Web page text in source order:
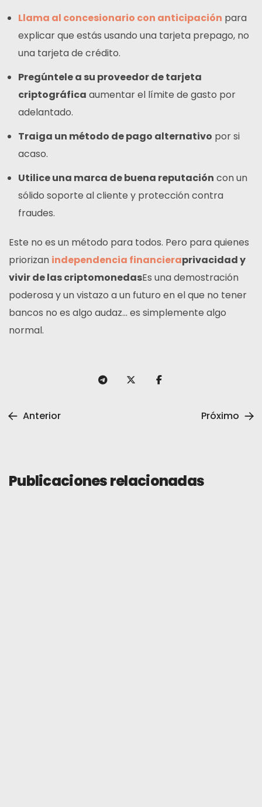
Llama al concesionario con anticipación para
explicar que estás usando una tarjeta prepago, no
una tarjeta de crédito.
Pregúntele a su proveedor de tarjeta
criptográfica aumentar el límite de gasto por
adelantado.
Traiga un método de pago alternativo por si
acaso.
Utilice una marca de buena reputación con un
sólido soporte al cliente y protección contra
fraudes.
Este no es un método para todos. Pero para quienes
priorizan independencia financieraprivacidad y
vivir de las criptomonedasEs una demostración
poderosa y un vistazo a un futuro en el que no tener
bancos no es algo audaz… es simplemente algo
normal.
Anterior Próximo
Publicaciones relacionadas